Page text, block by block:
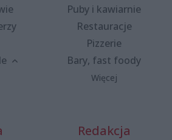
Puby i kawiarnie
Restauracje
Pizzerie
Bary, fast foody
Więcej
Redakcja